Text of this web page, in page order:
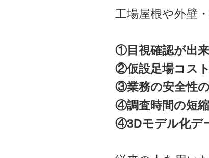
工場屋根や外壁
①目視確認が出
②仮設足場コス
③業務の安全性
④調査時間の短
④3Dモデル化デ